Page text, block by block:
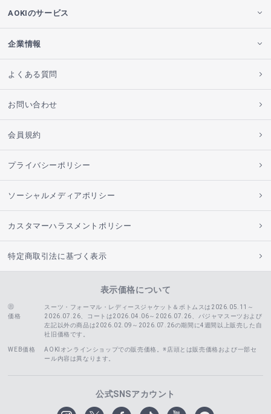
AOKIのサービス
企業情報
よくある質問
お問い合わせ
会員規約
プライバシーポリシー
ソーシャルメディアポリシー
カスタマーハラスメントポリシー
特定商取引法に基づく表示
表示価格について
価格
スーツ・フォーマル・レディースジャケット＆ボトムスは2026.05.11～
2026.07.26、コートは2026.04.06～2026.07.26、
パジャマスーツおよび
左記以外の商品は2026.02.09～2026.07.26の期間に4週間以上販売した自
社旧価格です。
WEB価格
AOKIオンラインショップでの販売価格。※店頭とは販売価格および一部セ
ール内容は異なります。
公式SNSアカウント